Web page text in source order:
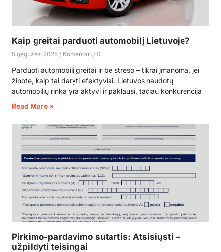
Kaip greitai parduoti automobilį Lietuvoje?
5 gegužės, 2025 Komentarų: 0
Parduoti automobilį greitai ir be streso – tikrai įmanoma, jei
žinote, kaip tai daryti efektyviai. Lietuvos naudotų
automobilių rinka yra aktyvi ir paklausi, tačiau konkurencija
Read More »
Pirkimo-pardavimo sutartis: Atsisiųsti –
užpildyti teisingai